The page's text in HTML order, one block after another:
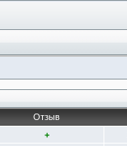
Отзыв
+